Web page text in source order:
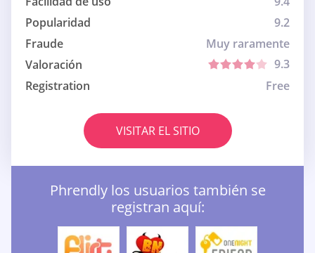
Popularidad
9.2
Fraude
Muy raramente
Valoración
9.3
Registration
Free
VISITAR EL SITIO
Phrendly los usuarios también se
registran aquí: